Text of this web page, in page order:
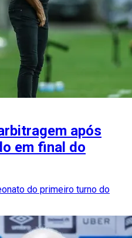
após
em final do
do primeiro turno do